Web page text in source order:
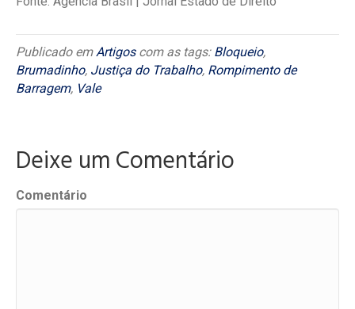
Publicado emArtigoscom as tags: Bloqueio,
Brumadinho, Justiça do Trabalho, Rompimento de
Barragem, Vale
Deixe um Comentário
Comentário